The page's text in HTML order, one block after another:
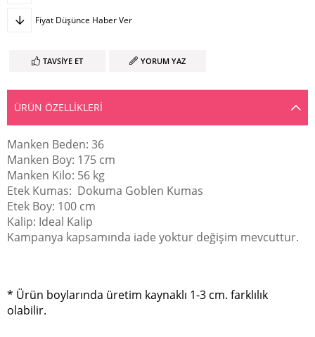
Fiyat Düşünce Haber Ver
TAVSIYE ET YORUM YAZ
ÜRÜN ÖZELLIKLERI
Manken Beden: 36
Manken Boy: 175 cm
Manken Kilo: 56 kg
Etek Kumas: Dokuma Goblen Kumas
Etek Boy: 100 cm
Kalip: Ideal Kalip
Kampanya kapsamında iade yoktur değişim mevcuttur.
* Ürün boylarında üretim kaynaklı 1-3 cm. farklılık
olabilir.